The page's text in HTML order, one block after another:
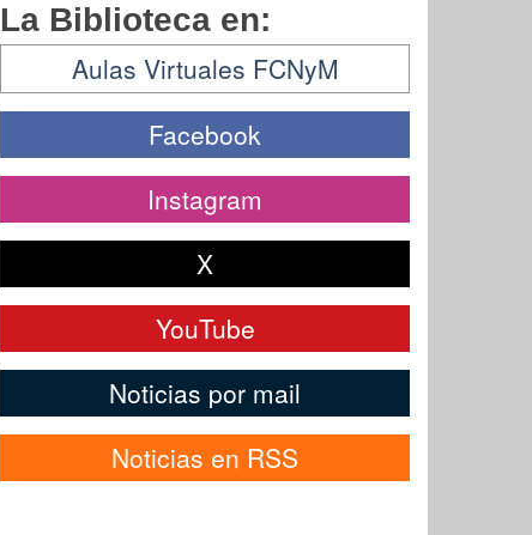
La Biblioteca en:
Aulas Virtuales FCNyM
Facebook
Instagram
X
YouTube
Noticias por mail
Noticias en RSS